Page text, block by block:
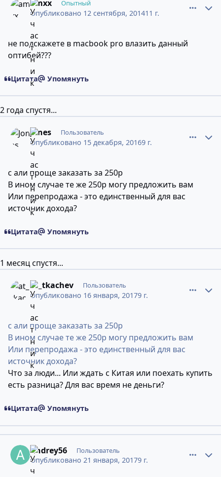
amxx Опытный
Опубликовано 12 сентября, 201411 г.
не подскажете в macbook pro влазить данный
оптибей???
Цитата Упомянуть
2 года спустя...
Jones Пользователь
Опубликовано 15 декабря, 20169 г.
с али проще заказать за 250р
В ином случае те же 250р могу предложить вам
Или перепродажа - это единственный для вас
источник дохода?
Цитата Упомянуть
1 месяц спустя...
at_tkachev Пользователь
Опубликовано 16 января, 20179 г.
с али проще заказать за 250р
В ином случае те же 250р могу предложить вам
Или перепродажа - это единственный для вас
источник дохода?
Что за люди... Или ждать с Китая или поехать купить
есть разница? Для вас время не деньги?
Цитата Упомянуть
Andrey56 Пользователь
Опубликовано 21 января, 20179 г.